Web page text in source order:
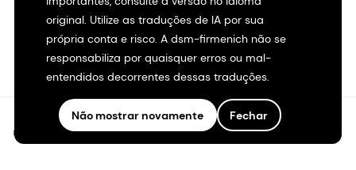
original. Utilize as traduções de IA por sua
própria conta e risco. A dsm-firmenich não se
responsabiliza por quaisquer erros ou mal-
entendidos decorrentes dessas traduções.
Não mostrar novamente Fechar
©2026 dsm-firmenich. Todos os direitos reservados.